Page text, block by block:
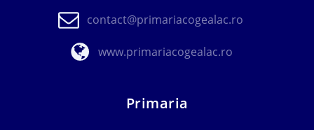
contact@primariacogealac.ro
www.primariacogealac.ro
Primaria